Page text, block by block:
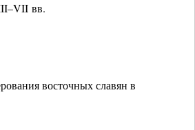
вв.
восточных славян в